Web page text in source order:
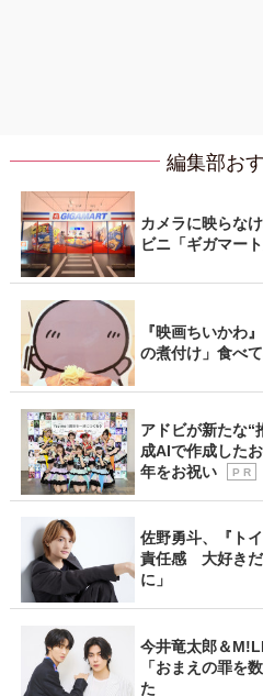
編集部お
カメラに映らな
ビニ「ギガマー
『映画ちいかわ
の煮付け」食べ
アドビが新たな
成AIで作成した
年をお祝い
P R
佐野勇斗、『ト
責任感 大好きだ
に」
今井竜太郎＆
「おまえの罪を
た